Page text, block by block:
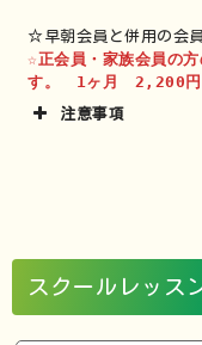
☆早朝会員と併用の会
☆正会員・家族会員の
す。 1ヶ月 2,200円(
注意事項
スクールレッス